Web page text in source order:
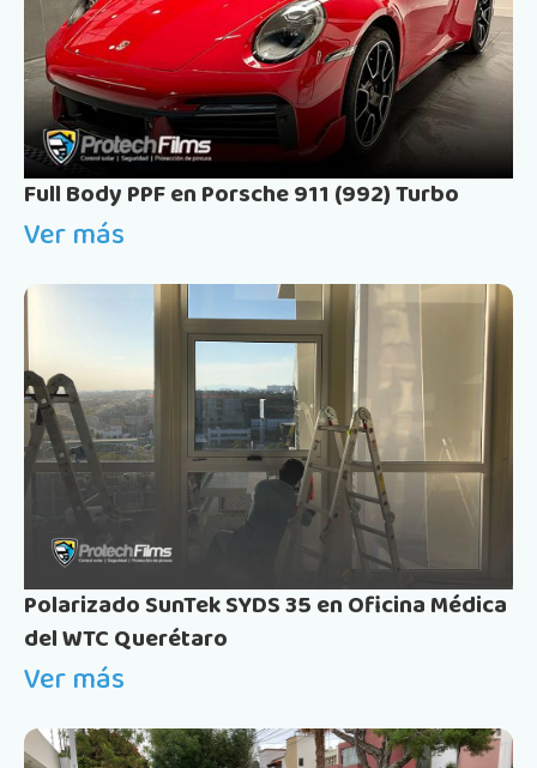
Full Body PPF en Porsche 911 (992) Turbo
Ver más
Polarizado SunTek SYDS 35 en Oficina Médica
del WTC Querétaro
Ver más